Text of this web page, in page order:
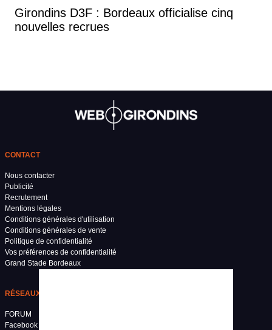
Girondins D3F : Bordeaux officialise cinq
nouvelles recrues
CONTACT
Nous contacter
Publicité
Recrutement
Mentions légales
Conditions générales d'utilisation
Conditions générales de vente
Politique de confidentialité
Vos préférences de confidentialité
Grand Stade Bordeaux
RÉSEAUX SOCIAUX
FORUM
Facebook